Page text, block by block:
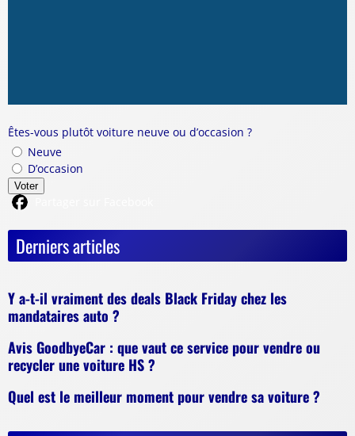
Êtes-vous plutôt voiture neuve ou d’occasion ?
Neuve
D’occasion
Voter
Derniers articles
Y a-t-il vraiment des deals Black Friday chez les
mandataires auto ?
Avis GoodbyeCar : que vaut ce service pour vendre ou
recycler une voiture HS ?
Quel est le meilleur moment pour vendre sa voiture ?